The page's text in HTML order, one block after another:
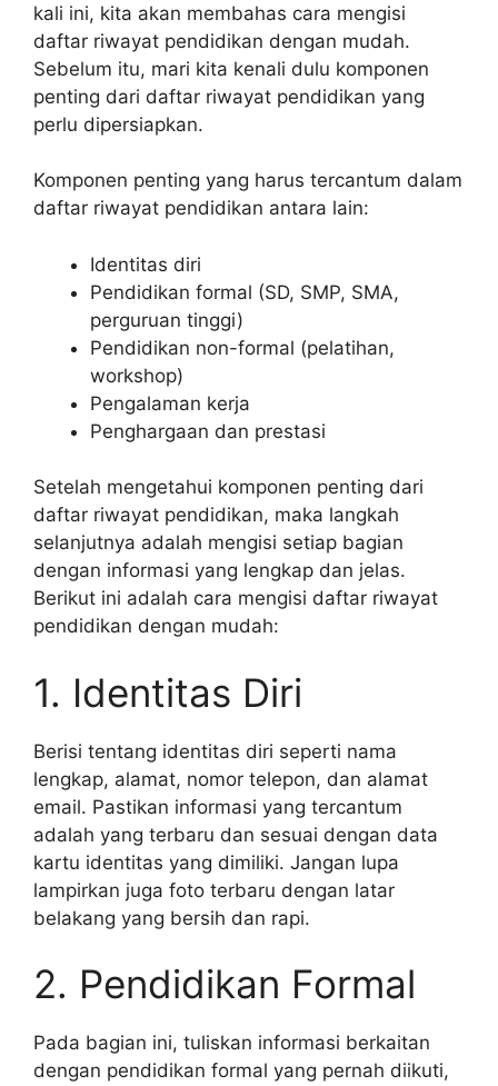
kali ini, kita akan membahas cara mengisi
daftar riwayat pendidikan dengan mudah.
Sebelum itu, mari kita kenali dulu komponen
penting dari daftar riwayat pendidikan yang
perlu dipersiapkan.
Komponen penting yang harus tercantum dalam
daftar riwayat pendidikan antara lain:
Identitas diri
Pendidikan formal (SD, SMP, SMA,
perguruan tinggi)
Pendidikan non-formal (pelatihan,
workshop)
Pengalaman kerja
Penghargaan dan prestasi
Setelah mengetahui komponen penting dari
daftar riwayat pendidikan, maka langkah
selanjutnya adalah mengisi setiap bagian
dengan informasi yang lengkap dan jelas.
Berikut ini adalah cara mengisi daftar riwayat
pendidikan dengan mudah:
1. Identitas Diri
Berisi tentang identitas diri seperti nama
lengkap, alamat, nomor telepon, dan alamat
email. Pastikan informasi yang tercantum
adalah yang terbaru dan sesuai dengan data
kartu identitas yang dimiliki. Jangan lupa
lampirkan juga foto terbaru dengan latar
belakang yang bersih dan rapi.
2. Pendidikan Formal
Pada bagian ini, tuliskan informasi berkaitan
dengan pendidikan formal yang pernah diikuti,